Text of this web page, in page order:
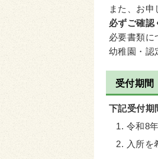
また、お
必ずご確認
必要書類に
幼稚園・認
受付期間
下記受付期
令和8
入所を